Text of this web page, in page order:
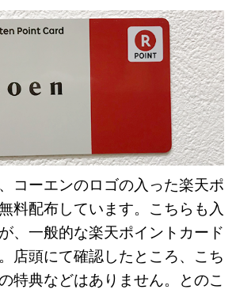
コーエンのロゴの入った楽天ポ
料配布しています。こちらも入
、一般的な楽天ポイントカード
店頭にて確認したところ、こち
特典などはありません。とのこ